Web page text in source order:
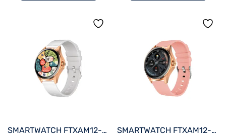
SMARTWATCH FTXAM12-RGW 49MM ROSE GOLD/GRIS ANDROID/IOS/BT/FREC. CARD SMARTWATCH FTXAM12-RGP 49MM ROSE GOLD/ROSA ANDROID/IOS/BT/FREC. CARD